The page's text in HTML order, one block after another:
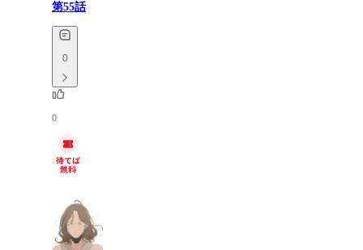
第55話
0
0